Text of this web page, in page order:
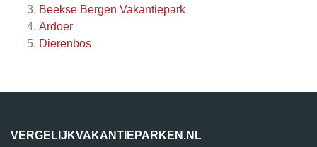
Beekse Bergen Vakantiepark
Ardoer
Dierenbos
VERGELIJKVAKANTIEPARKEN.NL